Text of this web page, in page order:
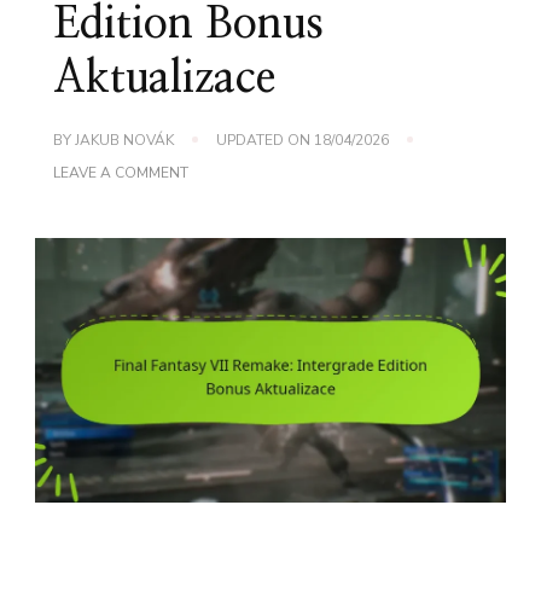
Edition Bonus
Aktualizace
BYJAKUB NOVÁK UPDATED ON 18/04/2026
LEAVE A COMMENTON
REMAKE:
INTERGRADE
EDITION
BONUS